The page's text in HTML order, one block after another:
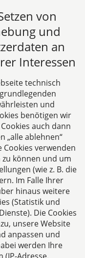
von
und
an
Interessen
technisch
und
benötigen wir
auch dann
„alle ablehnen“
verwenden
können und um
(wie z. B. die
Im Falle Ihrer
hinaus weitere
(Statistik und
Die Cookies
unsere Website
anpassen und
werden Ihre